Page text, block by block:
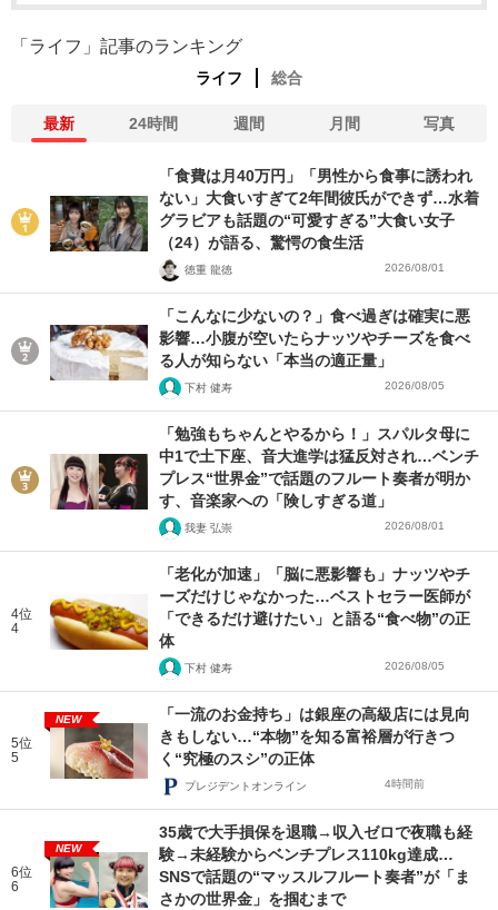
「ライフ」記事のランキング
ライフ 総合
最新 24時間 週間 月間 写真
「食費は月40万円」「男性から食事に誘われ
ない」大食いすぎて2年間彼氏ができず…水着
グラビアも話題の“可愛すぎる”大食い女子
（24）が語る、驚愕の食生活
徳重 龍徳 2026/08/01
「こんなに少ないの？」食べ過ぎは確実に悪
影響…小腹が空いたらナッツやチーズを食べ
る人が知らない「本当の適正量」
下村 健寿 2026/08/05
「勉強もちゃんとやるから！」スパルタ母に
中1で土下座、音大進学は猛反対され…ベンチ
プレス“世界金”で話題のフルート奏者が明か
す、音楽家への「険しすぎる道」
我妻 弘崇 2026/08/01
4位
4
「老化が加速」「脳に悪影響も」ナッツやチ
ーズだけじゃなかった…ベストセラー医師が
「できるだけ避けたい」と語る“食べ物”の正
体
下村 健寿 2026/08/05
5位
5
NEW
「一流のお金持ち」は銀座の高級店には見向
きもしない…“本物”を知る富裕層が行きつ
く“究極のスシ”の正体
プレジデントオンライン 4時間前
6位
6
NEW
35歳で大手損保を退職→収入ゼロで夜職も経
験→未経験からベンチプレス110kg達成…
SNSで話題の“マッスルフルート奏者”が「ま
さかの世界金」を掴むまで